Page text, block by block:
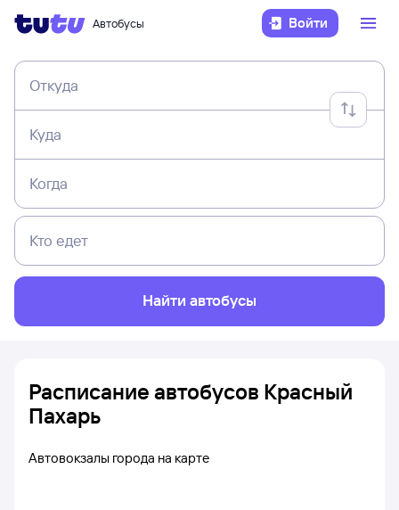
Автобусы Войти
Откуда
Куда
Когда
Кто едет
Найти автобусы
Расписание автобусов Красный
Пахарь
Автовокзалы города на карте